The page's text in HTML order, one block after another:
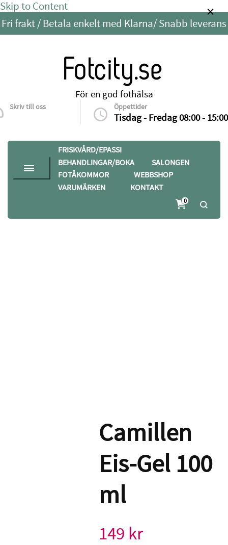
Skip to Content
Fri frakt / Betala enkelt med Klarna/ Snabb leverans
Fotcity.se
För en god fothälsa
Skriv till oss Öppettider
Tisdag - Fredag 08:00 - 15:00
FRISKVÅRD/EPASSI
BEHANDLINGAR/BOKA
SALONGEN
FOTÅKOMMOR
WEBBSHOP
VARUMÄRKEN
KONTAKT
0
Camillen
Eis-Gel 100
ml
149 kr